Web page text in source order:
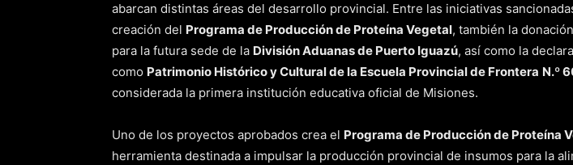
abarcan distintas áreas del desarrollo provincial. Entre las iniciativas
creación del Programa de Producción de Proteína Vegetal, también la
para la futura sede de la División Aduanas de Puerto Iguazú, así como la
como Patrimonio Histórico y Cultural de la Escuela Provincial de Frontera N.º
considerada la primera institución educativa oficial de Misiones.
Uno de los proyectos aprobados crea el Programa de Producción de Proteína
herramienta destinada a impulsar la producción provincial de insumos para la